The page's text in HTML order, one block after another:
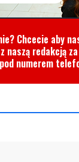
Chcecie aby
naszą redakcją
numerem